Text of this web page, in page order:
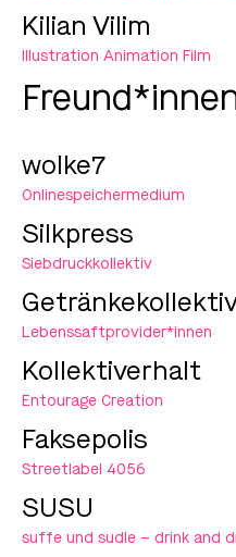
Kilian Vilim
Illustration Animation Film
wolke7
Onlinespeichermedium
Silkpress
Siebdruckkollektiv
Lebenssaftprovider*innen
Kollektiverhalt
Entourage Creation
Faksepolis
Streetlabel 4056
SUSU
suffe und sudle – drink and